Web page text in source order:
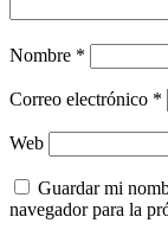
Nombre *
Correo electrónico *
Web
Guardar mi
navegador para la